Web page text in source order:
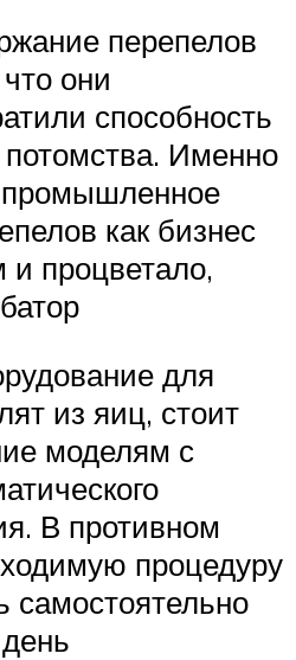
перепелов
они
способность
Именно
как бизнес
процветало,
для
из яиц, стоит
моделям с
В противном
процедуру
самостоятельно